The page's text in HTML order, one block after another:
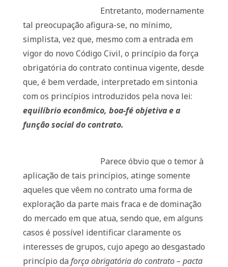
Entretanto, modernamente
tal preocupação afigura-se, no mínimo,
simplista, vez que, mesmo com a entrada em
vigor do novo Código Civil, o princípio da força
obrigatória do contrato continua vigente, desde
que, é bem verdade, interpretado em sintonia
com os princípios introduzidos pela nova lei:
equilíbrio econômico, boa-fé objetiva e a
função social do contrato.
Parece óbvio que o temor à
aplicação de tais princípios, atinge somente
aqueles que vêem no contrato uma forma de
exploração da parte mais fraca e de dominação
do mercado em que atua, sendo que, em alguns
casos é possível identificar claramente os
interesses de grupos, cujo apego ao desgastado
princípio da força obrigatória do contrato – pacta